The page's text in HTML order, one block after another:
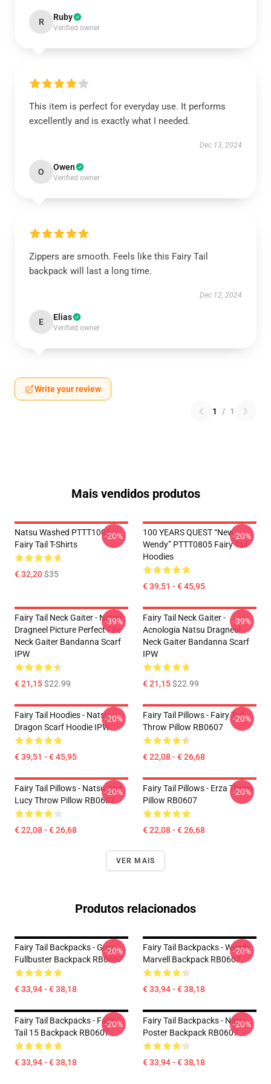
R Ruby
Verified owner
This item is perfect for everyday use. It performs
excellently and is exactly what I needed.
Dec 13, 2024
O Owen
Verified owner
Zippers are smooth. Feels like this Fairy Tail
backpack will last a long time.
Dec 12, 2024
E Elias
Verified owner
Write your review
1 / 1
Mais vendidos produtos
Natsu Washed PTTT1005
Fairy Tail T-Shirts
€ 32,20$35
-20%
100 YEARS QUEST “New
Wendy” PTTT0805 Fairy Tail
Hoodies
€ 39,51 - € 45,95
-20%
Fairy Tail Neck Gaiter - Natsu
Dragneel Picture Perfect Fire
Neck Gaiter Bandanna Scarf
IPW
€ 21,15$22.99
-39%
Fairy Tail Neck Gaiter -
Acnologia Natsu Dragneel
Neck Gaiter Bandanna Scarf
IPW
€ 21,15$22.99
-39%
Fairy Tail Hoodies - Natsu
Dragon Scarf Hoodie IPW
€ 39,51 - € 45,95
-20%
Fairy Tail Pillows - Fairy Tail
Throw Pillow RB0607
€ 22,08 - € 26,68
-20%
Fairy Tail Pillows - Natsu And
Lucy Throw Pillow RB0607
€ 22,08 - € 26,68
-20%
Fairy Tail Pillows - Erza Throw
Pillow RB0607
€ 22,08 - € 26,68
-20%
VER MAIS
Produtos relacionados
Fairy Tail Backpacks - Grey
Fullbuster Backpack RB0607
€ 33,94 - € 38,18
-20%
Fairy Tail Backpacks - Wendy
Marvell Backpack RB0607
€ 33,94 - € 38,18
-20%
Fairy Tail Backpacks - Fairy
Tail 15 Backpack RB0607
€ 33,94 - € 38,18
-20%
Fairy Tail Backpacks - Natsu
Poster Backpack RB0607
€ 33,94 - € 38,18
-20%